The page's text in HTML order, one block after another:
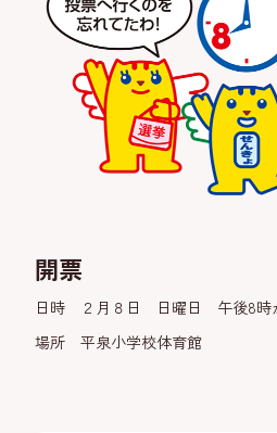
開票
日時 ２月８日 日曜日 午後8時
場所 平泉小学校体育館